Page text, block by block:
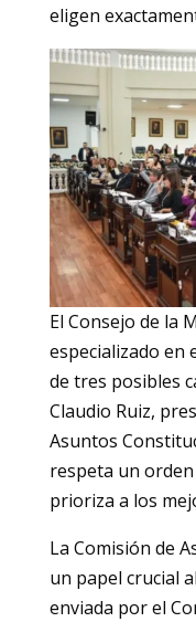
eligen
El Consejo de la
especializado en
de tres posibles
Claudio Ruiz,
Asuntos
respeta un
prioriza a los
La Comisión de
un papel crucial
enviada por el